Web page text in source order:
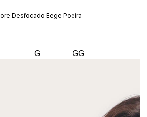
Desfocado Bege Poeira
G GG